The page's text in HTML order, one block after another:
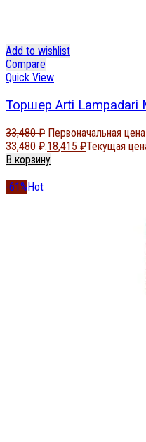
Add to wishlist
Compare
Quick View
Торшер Arti Lampadari
33,480₽ Первоначальная
33,480 ₽.18,415 ₽Текущая
В корзину
-61%Hot